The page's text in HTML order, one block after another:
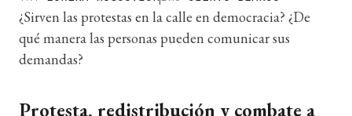
¿Sirven las protestas en la calle en democracia? ¿De
qué manera las personas pueden comunicar sus
demandas?
Protesta, redistribución y combate a